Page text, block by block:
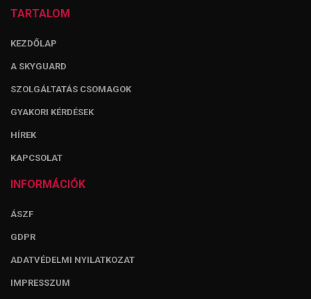
TARTALOM
KEZDŐLAP
A SKYGUARD
SZOLGÁLTATÁS CSOMAGOK
GYAKORI KÉRDÉSEK
HÍREK
KAPCSOLAT
INFORMÁCIÓK
ÁSZF
GDPR
ADATVÉDELMI NYILATKOZAT
IMPRESSZUM